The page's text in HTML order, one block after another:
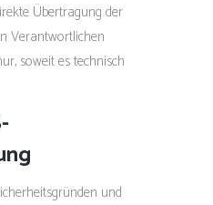
Übertragung der
Verantwortlichen
soweit es technisch
und